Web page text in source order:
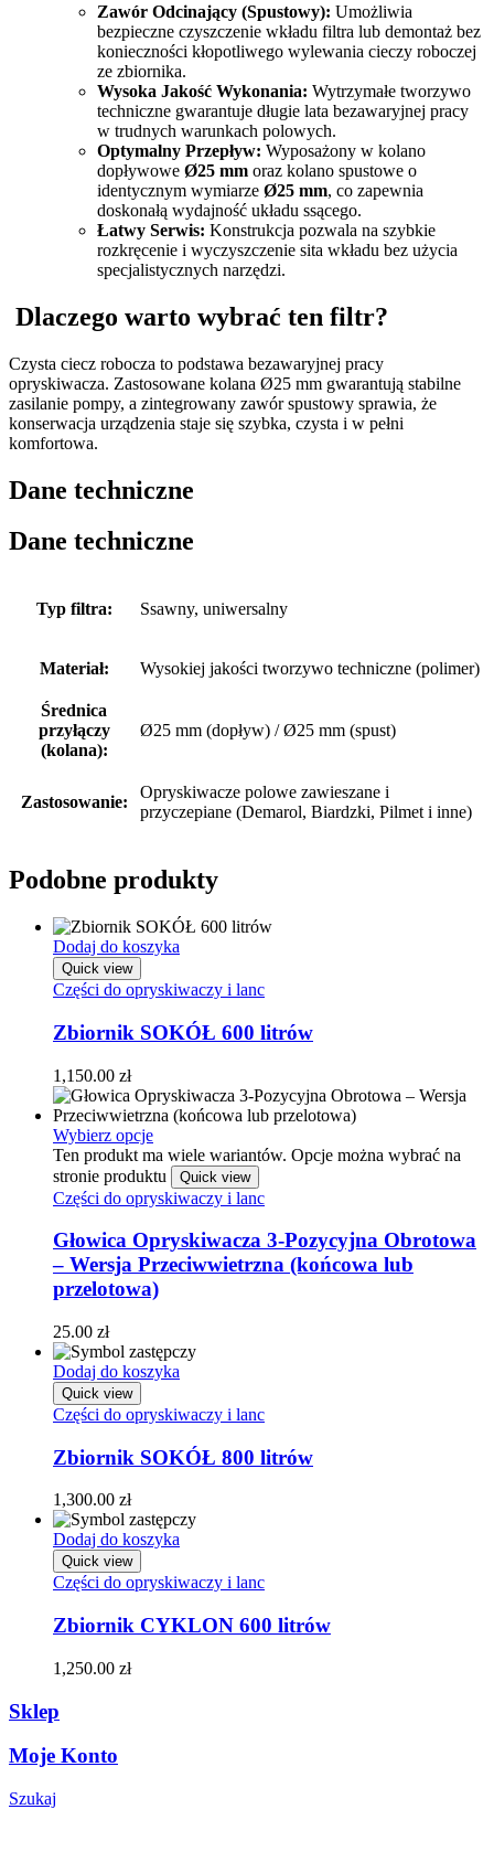
Zawór Odcinający (Spustowy): Umożliwia
bezpieczne czyszczenie wkładu filtra lub demontaż bez
konieczności kłopotliwego wylewania cieczy roboczej
ze zbiornika.
Wysoka Jakość Wykonania: Wytrzymałe tworzywo
techniczne gwarantuje długie lata bezawaryjnej pracy
w trudnych warunkach polowych.
Optymalny Przepływ: Wyposażony w kolano
dopływowe Ø25 mm oraz kolano spustowe o
identycznym wymiarze Ø25 mm, co zapewnia
doskonałą wydajność układu ssącego.
Łatwy Serwis: Konstrukcja pozwala na szybkie
rozkręcenie i wyczyszczenie sita wkładu bez użycia
specjalistycznych narzędzi.
Dlaczego warto wybrać ten filtr?
Czysta ciecz robocza to podstawa bezawaryjnej pracy
opryskiwacza. Zastosowane kolana Ø25 mm gwarantują stabilne
zasilanie pompy, a zintegrowany zawór spustowy sprawia, że
konserwacja urządzenia staje się szybka, czysta i w pełni
komfortowa.
Dane techniczne
Dane techniczne
Typ filtra: Ssawny, uniwersalny
Materiał: Wysokiej jakości tworzywo techniczne (polimer)
Średnica
przyłączy
(kolana):
Ø25 mm (dopływ) / Ø25 mm (spust)
Zastosowanie:
Opryskiwacze polowe zawieszane i
przyczepiane (Demarol, Biardzki, Pilmet i inne)
Podobne produkty
Dodaj do koszyka
Quick view
Części do opryskiwaczy i lanc
Zbiornik SOKÓŁ 600 litrów
1,150.00 zł
Wybierz opcje
Ten produkt ma wiele wariantów. Opcje można wybrać na
stronie produktu
Quick view
Części do opryskiwaczy i lanc
Głowica Opryskiwacza 3-Pozycyjna Obrotowa
– Wersja Przeciwwietrzna (końcowa lub
przelotowa)
25.00 zł
Dodaj do koszyka
Quick view
Części do opryskiwaczy i lanc
Zbiornik SOKÓŁ 800 litrów
1,300.00 zł
Dodaj do koszyka
Quick view
Części do opryskiwaczy i lanc
Zbiornik CYKLON 600 litrów
1,250.00 zł
Sklep
Moje Konto
Szukaj